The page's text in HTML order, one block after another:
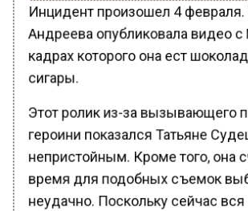
Инцидент произошел 4 февраля.
Андреева опубликовала видео
кадрах которого она ест
сигары.
Этот ролик из-за вызывающего
героини показался Татьяне
непристойным. Кроме того, она
время для подобных съемок
неудачно. Поскольку сейчас вся